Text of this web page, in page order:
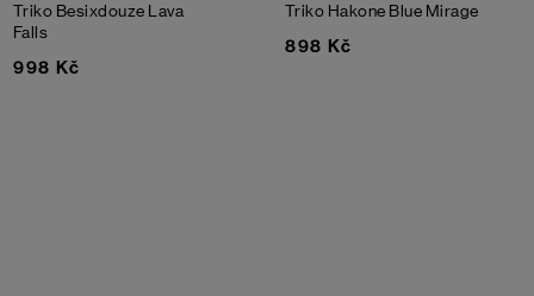
Triko Besixdouze Lava
Falls
998 Kč
Triko Hakone Blue Mirage
898 Kč